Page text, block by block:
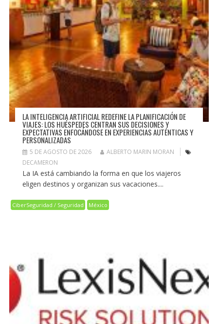
LA INTELIGENCIA ARTIFICIAL REDEFINE LA PLANIFICACIÓN DE
VIAJES: LOS HUÉSPEDES CENTRAN SUS DECISIONES Y
EXPECTATIVAS ENFOCÁNDOSE EN EXPERIENCIAS AUTÉNTICAS Y
PERSONALIZADAS
5 DE AGOSTO DE 2026
ALBERTO MARIN MORAN
DECAMERON
La IA está cambiando la forma en que los viajeros
eligen destinos y organizan sus vacaciones....
CiberSeguridad / Seguridad México